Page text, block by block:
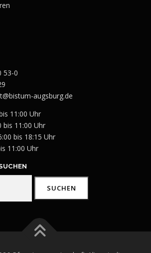
53-0
augsburg.de
11:00 Uhr
bis 11:00 Uhr
bis 18:15 Uhr
11:00 Uhr
SUCHEN